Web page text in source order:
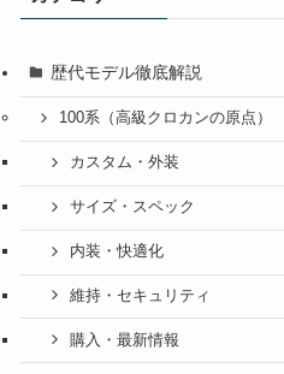
歴代モデル徹底解説
100系（高級クロカンの原点）
カスタム・外装
サイズ・スペック
内装・快適化
維持・セキュリティ
購入・最新情報